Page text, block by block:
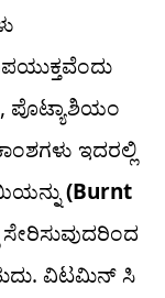
ಪೊಟ್ಯಾಶಿಯಂ
ಇದರಲ್ಲಿ
(Burnt
ವಿಟಮಿನ್ ಸಿ